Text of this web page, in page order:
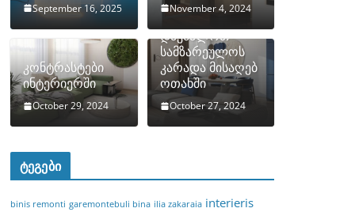
September 16, 2025 November 4, 2024
კონტრასტები
ინტერიერში
October 29, 2024
როგორ
დავმალოთ
სამზარეულოს
კარადა მისაღებ
ოთახში
October 27, 2024
ტეგები
binis remonti garemontebuli bina ilia zakaraia interieris